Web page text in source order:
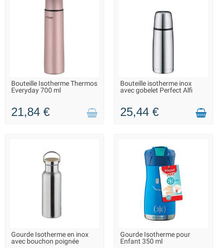
LIVRAISON 2 À 3 JOURS
Bouteille Isotherme Thermos
Everyday 700 ml
21,84 €
LIVRAISON 2 À 3 JOURS
Bouteille isotherme inox
avec gobelet Perfect Alfi
25,44 €
LIVRAISON 2 À 3 JOURS
Gourde Isotherme en inox
avec bouchon poignée
FIN DE SÉRIE : QUANTITÉ
MAX. DISPONIBLE
Gourde Isotherme pour
Enfant 350 ml